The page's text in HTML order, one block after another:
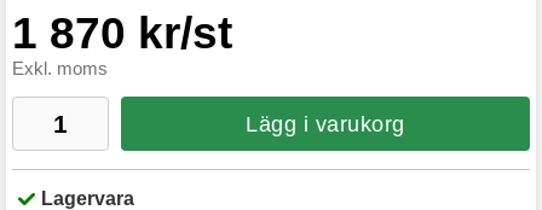
1 870 kr/st
Exkl. moms
Lägg i varukorg
Lagervara